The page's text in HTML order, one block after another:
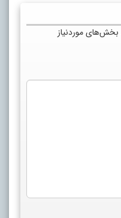
بخش‌های موردنیاز